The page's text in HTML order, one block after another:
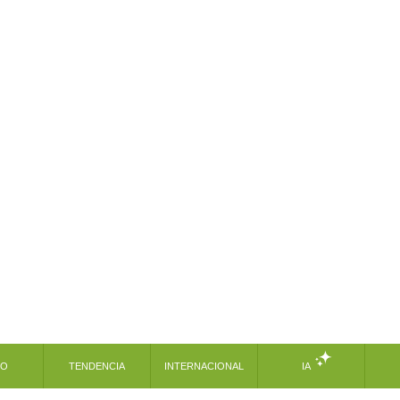
TENDENCIA INTERNACIONAL IA